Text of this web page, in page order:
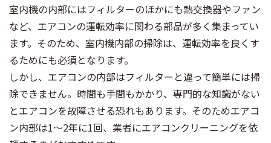
室内機の内部にはフィルターのほかにも熱交換器やファン
など、エアコンの運転効率に関わる部品が多く集まってい
ます。そのため、室内機内部の掃除は、運転効率を良くす
るためにも必須となります。
しかし、エアコンの内部はフィルターと違って簡単には掃
除できません。時間も手間もかかり、専門的な知識がない
とエアコンを故障させる恐れもあります。そのためエアコ
ン内部は1～2年に1回、業者にエアコンクリーニングを依